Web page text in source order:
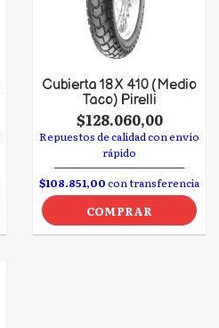
Cubierta 18 X 410 (Medio
Taco) Pirelli
$128.060,00
Repuestos de calidad con envío
rápido
$108.851,00con transferencia
COMPRAR